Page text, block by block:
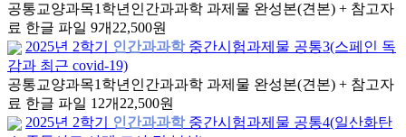
공통교양과목1학년 인간과과학 과제물 완성본(견본) + 참고자
료 한글 파일 9개 22,500원
2025년 2학기
인간과과학 중간시험과제물 공통3(스페인 독
감과 최근 covid-19)
공통교양과목1학년 인간과과학 과제물 완성본(견본) + 참고자
료 한글 파일 12개 22,500원
2025년 2학기
인간과과학 중간시험과제물 공통4(일산화탄